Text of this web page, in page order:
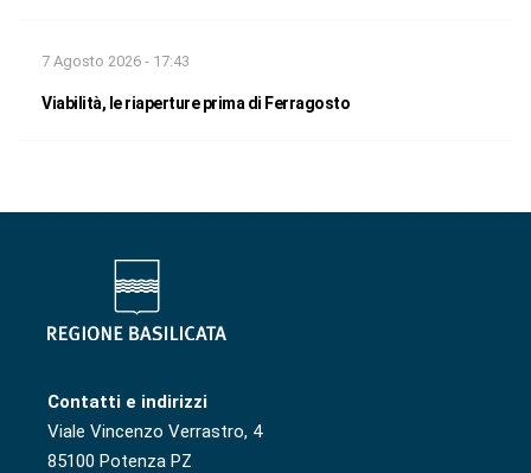
7 Agosto 2026 - 17:43
Viabilità, le riaperture prima di Ferragosto
Contatti e indirizzi
Viale Vincenzo Verrastro, 4
85100 Potenza PZ